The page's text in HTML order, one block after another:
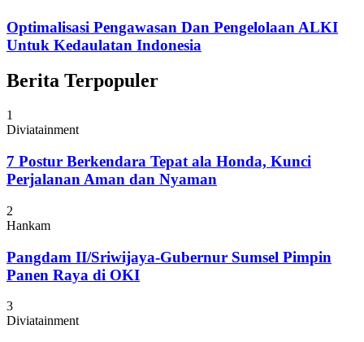
Optimalisasi Pengawasan Dan Pengelolaan ALKI
Untuk Kedaulatan Indonesia
Berita Terpopuler
1
Diviatainment
7 Postur Berkendara Tepat ala Honda, Kunci
Perjalanan Aman dan Nyaman
2
Hankam
Pangdam II/Sriwijaya-Gubernur Sumsel Pimpin
Panen Raya di OKI
3
Diviatainment